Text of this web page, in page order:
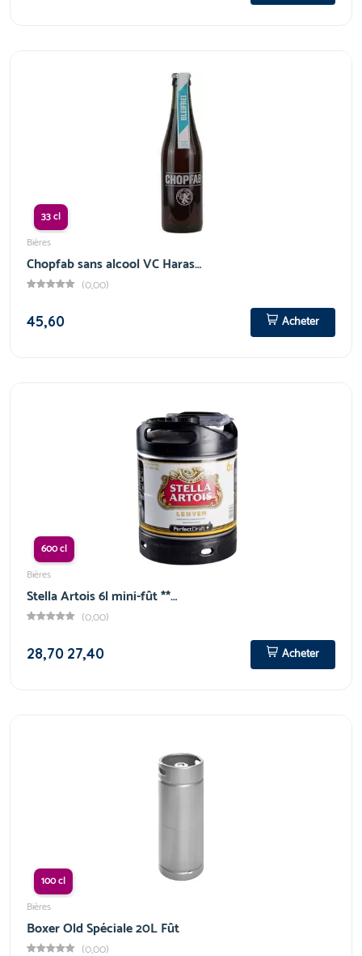
33 cl
Bières
Chopfab sans alcool VC Haras…
(0,00)
45,60
Acheter
600 cl
Bières
Stella Artois 6l mini-fût **…
(0,00)
28,70 27,40 Acheter
100 cl
Bières
Boxer Old Spéciale 20L Fût
(0,00)